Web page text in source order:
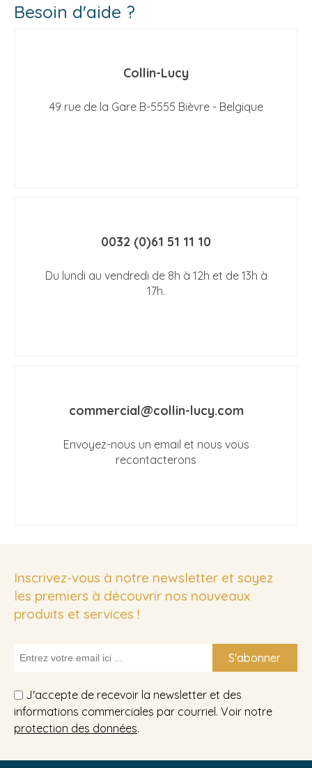
Besoin d'aide ?
Collin-Lucy
49 rue de la Gare B-5555 Bièvre - Belgique
0032 (0)61 51 11 10
Du lundi au vendredi de 8h à 12h et de 13h à
17h.
commercial@collin-lucy.com
Envoyez-nous un email et nous vous
recontacterons
Inscrivez-vous à notre newsletter et soyez
les premiers à découvrir nos nouveaux
produits et services !
S'abonner
J'accepte de recevoir la newsletter et des
informations commerciales par courriel. Voir notre
protection des données.